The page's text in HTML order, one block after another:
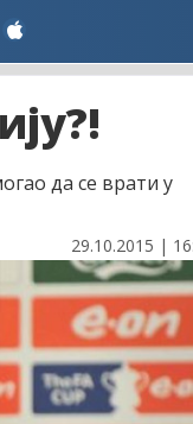
да се врати у
29.10.2015 |